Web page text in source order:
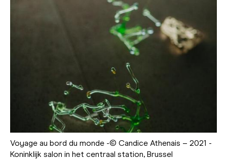
Voyage au bord du monde -© Candice Athenais – 2021 -
Koninklijk salon in het centraal station, Brussel